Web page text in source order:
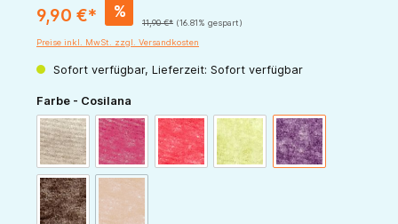
9,90 €* %
11,90 €* (16.81% gespart)
Preise inkl. MwSt. zzgl. Versandkosten
Sofort verfügbar, Lieferzeit: Sofort verfügbar
Farbe - Cosilana
latte-macchiatopink-melangerot-melangegrün-melangepflaume-melange
schoko-melange